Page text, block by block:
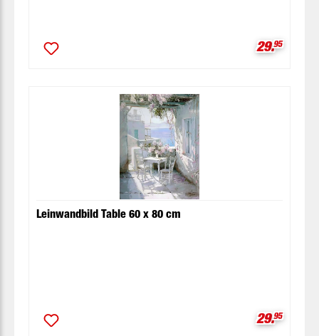
29.95
Leinwandbild Table 60 x 80 cm
29.95